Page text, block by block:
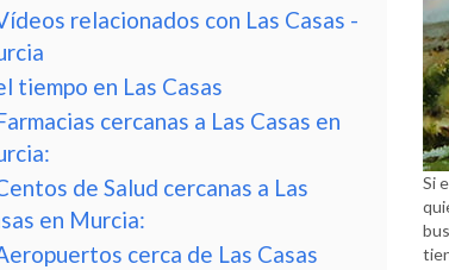
relacionados con Las Casas -
tiempo en Las Casas
cercanas a Las Casas en
de Salud cercanas a Las
en Murcia:
cerca de Las Casas
Si